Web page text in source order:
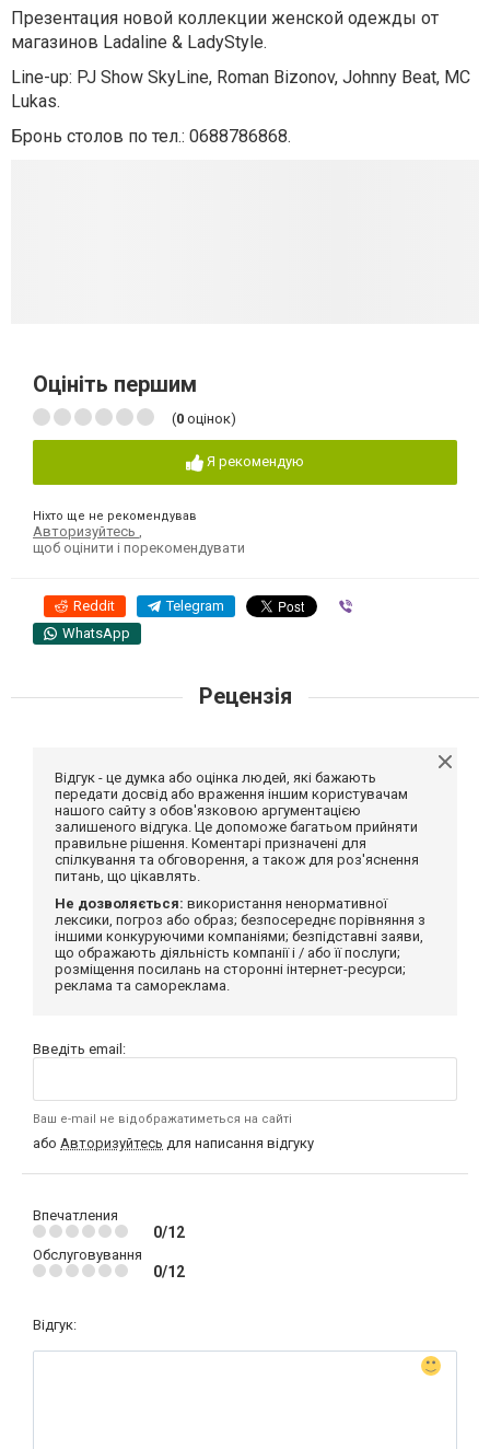
Презентация новой коллекции женской одежды от
магазинов Ladaline & LadyStyle.
Line-up: PJ Show SkyLine, Roman Bizonov, Johnny Beat, MC
Lukas.
Бронь столов по тел.: 0688786868.
Оцініть першим
(0 оцінок)
Я рекомендую
Ніхто ще не рекомендував
Авторизуйтесь
щоб оцінити і порекомендувати
Reddit Telegram
WhatsApp
Рецензія
Відгук - це думка або оцінка людей, які бажають
передати досвід або враження іншим користувачам
нашого сайту з обов'язковою аргументацією
залишеного відгука. Це допоможе багатьом прийняти
правильне рішення. Коментарі призначені для
спілкування та обговорення, а також для роз'яснення
питань, що цікавлять.
Не дозволяється: використання ненормативної
лексики, погроз або образ; безпосереднє порівняння з
іншими конкуруючими компаніями; безпідставні заяви,
що ображають діяльність компанії і / або її послуги;
розміщення посилань на сторонні інтернет-ресурси;
реклама та самореклама.
Введіть email:
Ваш e-mail не відображатиметься на сайті
або Авторизуйтесь для написання відгуку
Впечатления
0/12
Обслуговування
0/12
Відгук: